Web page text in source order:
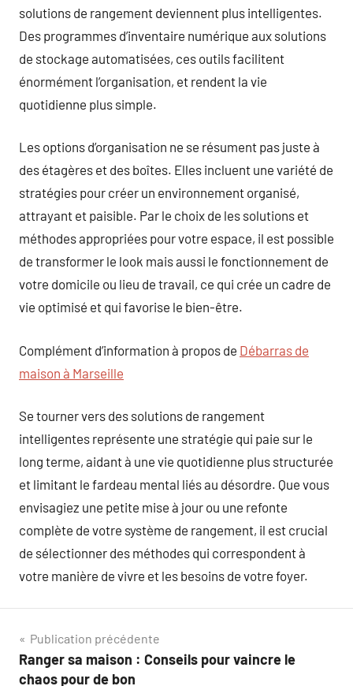
solutions de rangement deviennent plus intelligentes.
Des programmes d’inventaire numérique aux solutions
de stockage automatisées, ces outils facilitent
énormément l’organisation, et rendent la vie
quotidienne plus simple.
Les options d’organisation ne se résument pas juste à
des étagères et des boîtes. Elles incluent une variété de
stratégies pour créer un environnement organisé,
attrayant et paisible. Par le choix de les solutions et
méthodes appropriées pour votre espace, il est possible
de transformer le look mais aussi le fonctionnement de
votre domicile ou lieu de travail, ce qui crée un cadre de
vie optimisé et qui favorise le bien-être.
Complément d’information à propos de Débarras de
maison à Marseille
Se tourner vers des solutions de rangement
intelligentes représente une stratégie qui paie sur le
long terme, aidant à une vie quotidienne plus structurée
et limitant le fardeau mental liés au désordre. Que vous
envisagiez une petite mise à jour ou une refonte
complète de votre système de rangement, il est crucial
de sélectionner des méthodes qui correspondent à
votre manière de vivre et les besoins de votre foyer.
Navigation
de
Publication précédente
Ranger sa maison : Conseils pour vaincre le
chaos pour de bon